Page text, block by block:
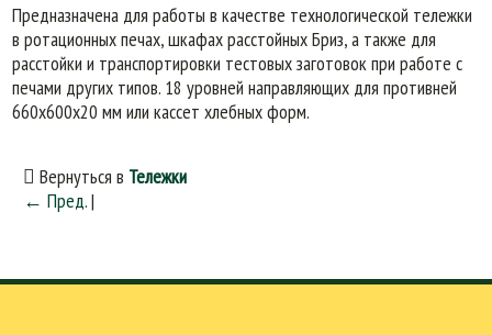
Предназначена для работы в качестве технологической тележки
в ротационных печах, шкафах расстойных Бриз, а также для
расстойки и транспортировки тестовых заготовок при работе с
печами других типов. 18 уровней направляющих для противней
660х600х20 мм или кассет хлебных форм.
Вернуться в Тележки
← Пред.|